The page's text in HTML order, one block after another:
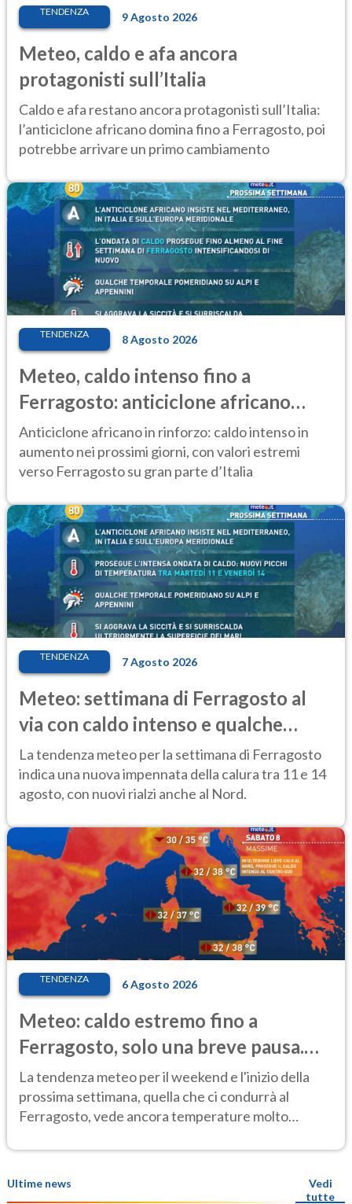
TENDENZA 9 Agosto 2026
Meteo, caldo e afa ancora
protagonisti sull’Italia
Caldo e afa restano ancora protagonisti sull’Italia:
l’anticiclone africano domina fino a Ferragosto, poi
potrebbe arrivare un primo cambiamento
TENDENZA 8 Agosto 2026
Meteo, caldo intenso fino a
Ferragosto: anticiclone africano
ancora protagonista
Anticiclone africano in rinforzo: caldo intenso in
aumento nei prossimi giorni, con valori estremi
verso Ferragosto su gran parte d’Italia
TENDENZA 7 Agosto 2026
Meteo: settimana di Ferragosto al
via con caldo intenso e qualche
temporale
La tendenza meteo per la settimana di Ferragosto
indica una nuova impennata della calura tra 11 e 14
agosto, con nuovi rialzi anche al Nord.
TENDENZA 6 Agosto 2026
Meteo: caldo estremo fino a
Ferragosto, solo una breve pausa.
Ecco dove
La tendenza meteo per il weekend e l'inizio della
prossima settimana, quella che ci condurrà al
Ferragosto, vede ancora temperature molto
Ultime news
Vedi
tutte